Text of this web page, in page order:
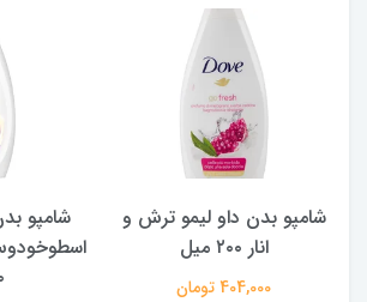
شامپو بدن داو لیمو ترش و
انار ۲۰۰ میل
404,000 تومان
شامپو